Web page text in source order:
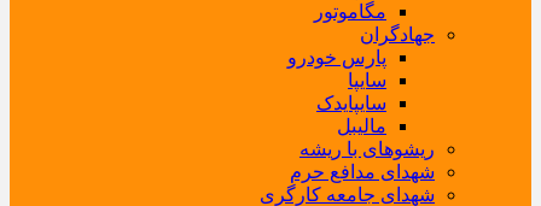
مگاموتور
جهادگران
پارس خودرو
سایپا
سایپایدک
مالیبل
ریشوهای با ریشه
شهدای مدافع حرم
شهدای جامعه کارگری